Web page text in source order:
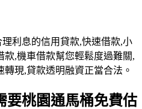
利息的信用貸款,快速借款,小
,機車借款幫您輕鬆度過難關,
現,貸款透明融資正當合法。
要桃園通馬桶免費估